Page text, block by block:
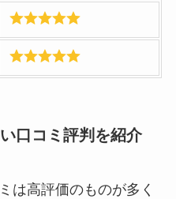
口コミ評判を紹介
は高評価のものが多く